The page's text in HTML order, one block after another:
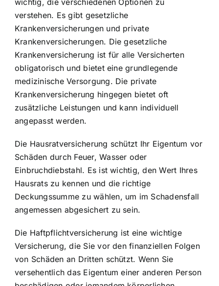
verstehen. Es gibt gesetzliche
Krankenversicherungen und private
Krankenversicherungen. Die gesetzliche
Krankenversicherung ist für alle Versicherten
obligatorisch und bietet eine grundlegende
medizinische Versorgung. Die private
Krankenversicherung hingegen bietet oft
zusätzliche Leistungen und kann individuell
angepasst werden.
Die Hausratversicherung schützt Ihr Eigentum vor
Schäden durch Feuer, Wasser oder
Einbruchdiebstahl. Es ist wichtig, den Wert Ihres
Hausrats zu kennen und die richtige
Deckungssumme zu wählen, um im Schadensfall
angemessen abgesichert zu sein.
Die Haftpflichtversicherung ist eine wichtige
Versicherung, die Sie vor den finanziellen Folgen
von Schäden an Dritten schützt. Wenn Sie
versehentlich das Eigentum einer anderen Person